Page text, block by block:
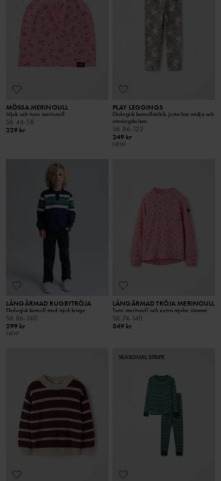
MÖSSA MERINOULL
Mjuk och tunn merinoull
Stl: 44-58
229 kr
PLAY LEGGINGS
Ekologisk bomullstrikå, justerbar midja och
utsvängda ben
Stl: 86-122
249 kr
NEW
LÅNGÄRMAD RUGBYTRÖJA
Ekologisk bomull med mjuk krage
Stl: 86-140
299 kr
NEW
LÅNGÄRMAD TRÖJA MERINOULL
Tunn merinoull och extra mjuka sömmar
Stl: 74-140
349 kr
SEASONAL STRIPE